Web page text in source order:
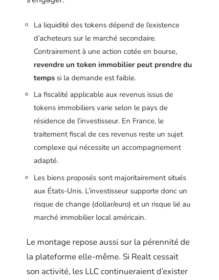
La liquidité des tokens dépend de l’existence
d’acheteurs sur le marché secondaire.
Contrairement à une action cotée en bourse,
revendre un token immobilier peut prendre du
temps si la demande est faible.
La fiscalité applicable aux revenus issus de
tokens immobiliers varie selon le pays de
résidence de l’investisseur. En France, le
traitement fiscal de ces revenus reste un sujet
complexe qui nécessite un accompagnement
adapté.
Les biens proposés sont majoritairement situés
aux États-Unis. L’investisseur supporte donc un
risque de change (dollar/euro) et un risque lié au
marché immobilier local américain.
Le montage repose aussi sur la pérennité de
la plateforme elle-même. Si Realt cessait
son activité, les LLC continueraient d’exister